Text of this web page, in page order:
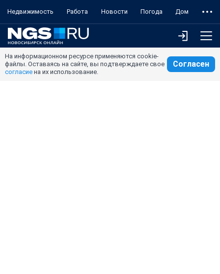
Недвижимость Работа Новости Погода Дом
На информационном ресурсе применяются cookie-
файлы. Оставаясь на сайте, вы подтверждаете свое
согласие на их использование.
Согласен